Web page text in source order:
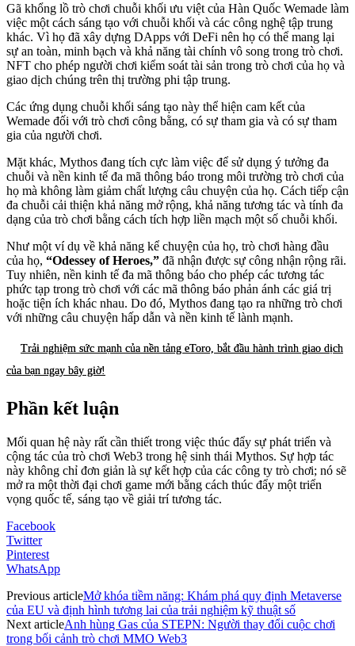
Gã khổng lồ trò chơi chuỗi khối ưu việt của Hàn Quốc Wemade làm
việc một cách sáng tạo với chuỗi khối và các công nghệ tập trung
khác. Vì họ đã xây dựng DApps với DeFi nên họ có thể mang lại
sự an toàn, minh bạch và khả năng tài chính vô song trong trò chơi.
NFT cho phép người chơi kiểm soát tài sản trong trò chơi của họ và
giao dịch chúng trên thị trường phi tập trung.
Các ứng dụng chuỗi khối sáng tạo này thể hiện cam kết của
Wemade đối với trò chơi công bằng, có sự tham gia và có sự tham
gia của người chơi.
Mặt khác, Mythos đang tích cực làm việc để sử dụng ý tưởng đa
chuỗi và nền kinh tế đa mã thông báo trong môi trường trò chơi của
họ mà không làm giảm chất lượng câu chuyện của họ. Cách tiếp cận
đa chuỗi cải thiện khả năng mở rộng, khả năng tương tác và tính đa
dạng của trò chơi bằng cách tích hợp liền mạch một số chuỗi khối.
Như một ví dụ về khả năng kể chuyện của họ, trò chơi hàng đầu
của họ, “Odessey of Heroes,” đã nhận được sự công nhận rộng rãi.
Tuy nhiên, nền kinh tế đa mã thông báo cho phép các tương tác
phức tạp trong trò chơi với các mã thông báo phản ánh các giá trị
hoặc tiện ích khác nhau. Do đó, Mythos đang tạo ra những trò chơi
với những câu chuyện hấp dẫn và nền kinh tế lành mạnh.
Trải nghiệm sức mạnh của nền tảng eToro, bắt đầu hành trình giao dịch
của bạn ngay bây giờ!
Phần kết luận
Mối quan hệ này rất cần thiết trong việc thúc đẩy sự phát triển và
cộng tác của trò chơi Web3 trong hệ sinh thái Mythos. Sự hợp tác
này không chỉ đơn giản là sự kết hợp của các công ty trò chơi; nó sẽ
mở ra một thời đại chơi game mới bằng cách thúc đẩy một triển
vọng quốc tế, sáng tạo về giải trí tương tác.
Facebook
Twitter
Pinterest
WhatsApp
Previous articleMở khóa tiềm năng: Khám phá quy định Metaverse
của EU và định hình tương lai của trải nghiệm kỹ thuật số
Next articleAnh hùng Gas của STEPN: Người thay đổi cuộc chơi
trong bối cảnh trò chơi MMO Web3